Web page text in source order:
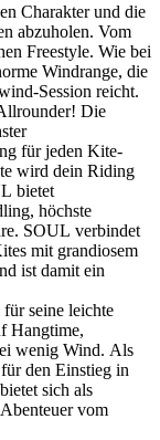
Charakter und die
abzuholen. Vom
Freestyle. Wie bei
Windrange, die
Session reicht.
Die
für jeden Kite-
wird dein Riding
bietet
höchste
SOUL verbindet
mit grandiosem
ist damit ein
seine leichte
Hangtime,
wenig Wind. Als
den Einstieg in
sich als
vom